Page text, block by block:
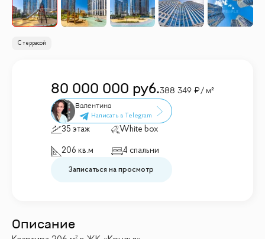
С террасой
80 000 000 руб.388 349 / м²
Валентина
35 этаж White box
206 кв.м 4 спальни
Записаться на просмотр
Описание